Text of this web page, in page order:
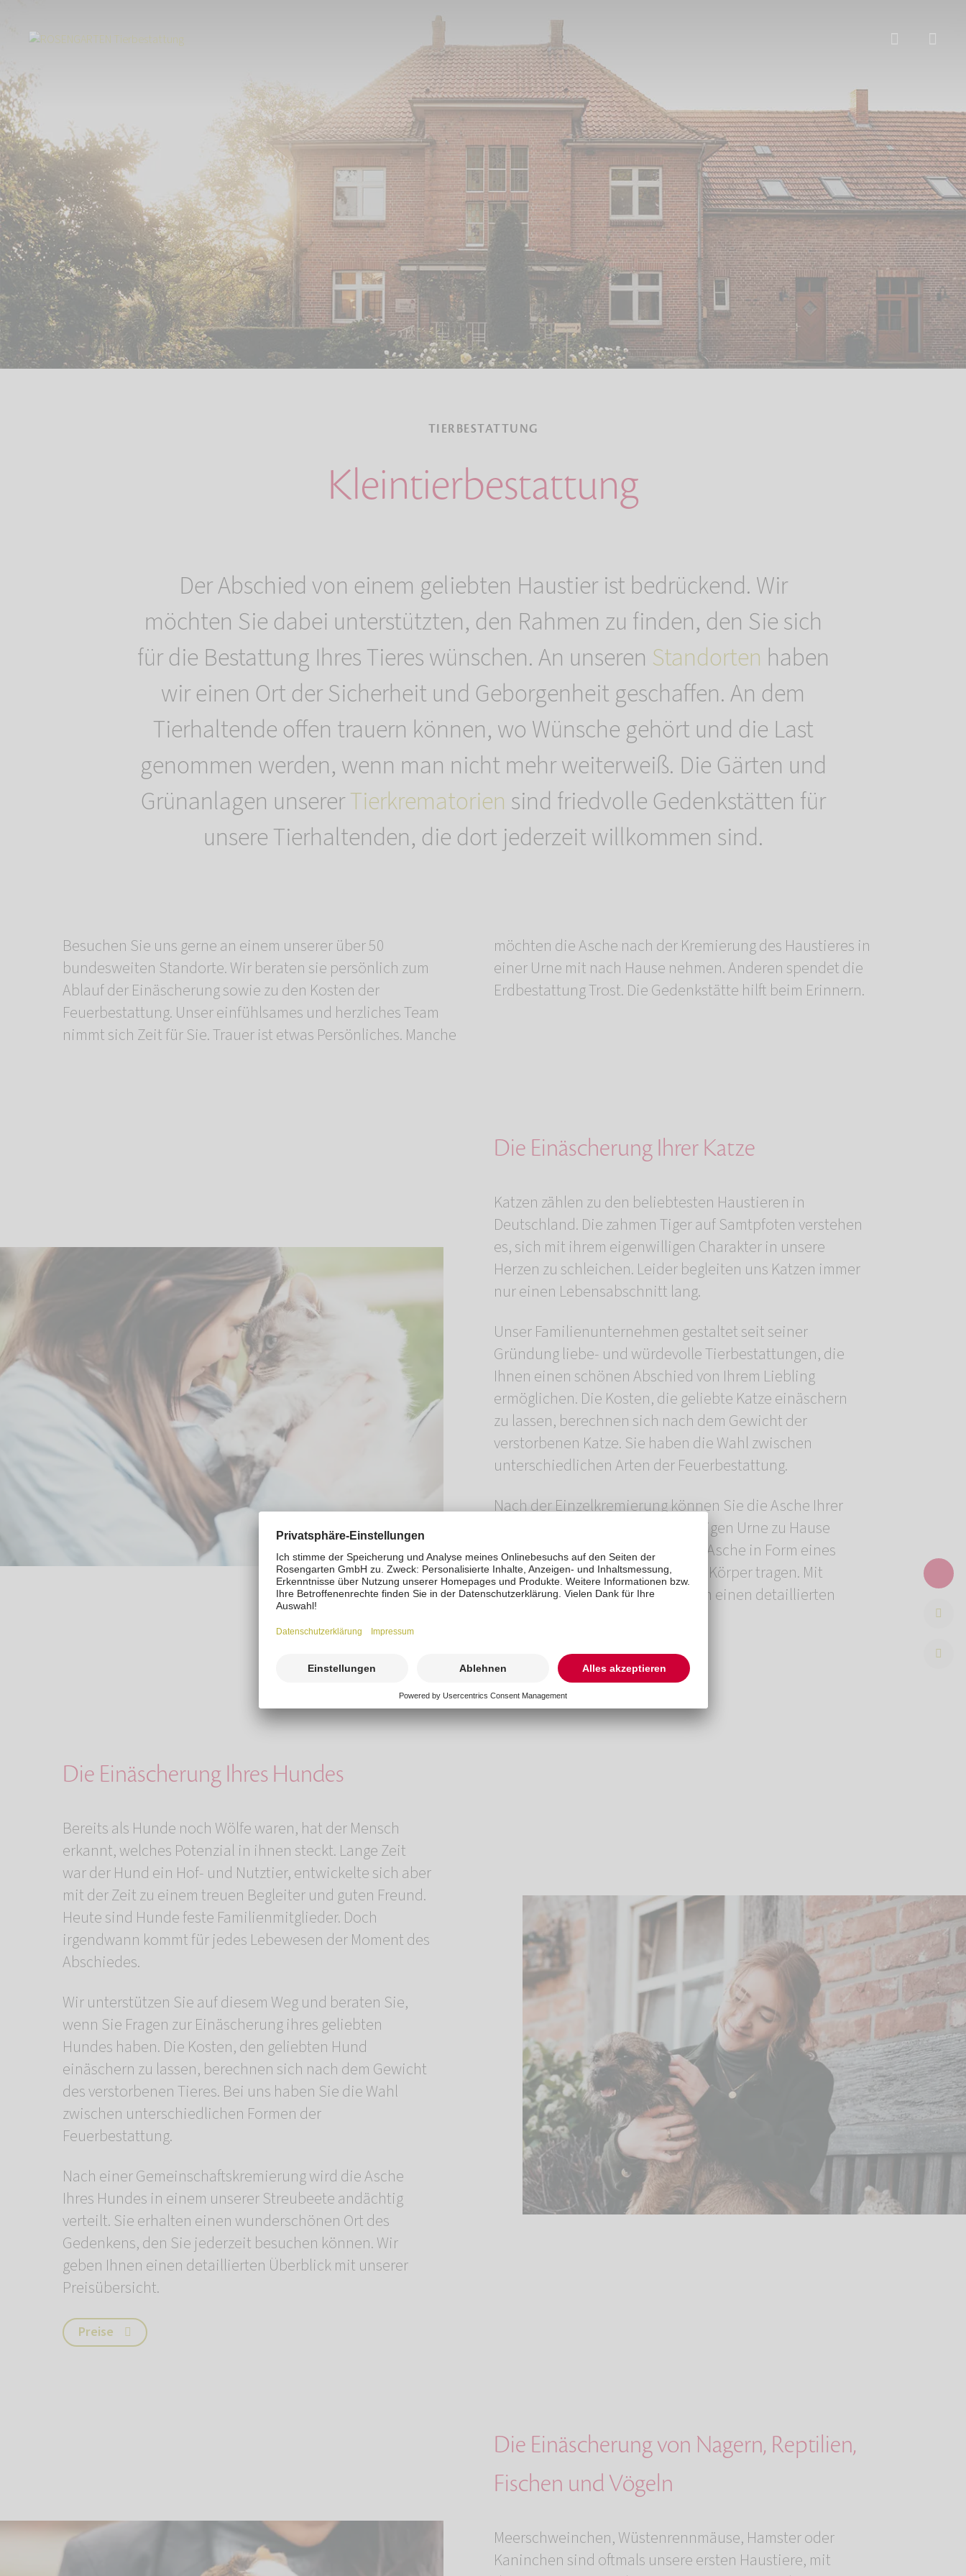
Start
TIERBESTATTUNG
Kleintierbestattung
Der Abschied von einem geliebten Haustier ist bedrückend. Wir
möchten Sie dabei unterstützten, den Rahmen zu finden, den Sie sich
für die Bestattung Ihres Tieres wünschen. An unseren Standorten haben
wir einen Ort der Sicherheit und Geborgenheit geschaffen. An dem
Tierhaltende offen trauern können, wo Wünsche gehört und die Last
genommen werden, wenn man nicht mehr weiterweiß. Die Gärten und
Grünanlagen unsererTierkrematorien sind friedvolle Gedenkstätten für
unsere Tierhaltenden, die dort jederzeit willkommen sind.
Besuchen Sie uns gerne an einem unserer über 50
bundesweiten Standorte. Wir beraten sie persönlich zum
Ablauf der Einäscherung sowie zu den Kosten der
Feuerbestattung. Unser einfühlsames und herzliches Team
nimmt sich Zeit für Sie. Trauer ist etwas Persönliches. Manche
möchten die Asche nach der Kremierung des Haustieres in
einer Urne mit nach Hause nehmen. Anderen spendet die
Erdbestattung Trost. Die Gedenkstätte hilft beim Erinnern.
Die Einäscherung Ihrer Katze
Katzen zählen zu den beliebtesten Haustieren in
Deutschland. Die zahmen Tiger auf Samtpfoten verstehen
es, sich mit ihrem eigenwilligen Charakter in unsere
Herzen zu schleichen. Leider begleiten uns Katzen immer
nur einen Lebensabschnitt lang.
Unser Familienunternehmen gestaltet seit seiner
Gründung liebe- und würdevolle Tierbestattungen, die
Ihnen einen schönen Abschied von Ihrem Liebling
ermöglichen. Die Kosten, die geliebte Katze einäschern
zu lassen, berechnen sich nach dem Gewicht der
verstorbenen Katze. Sie haben die Wahl zwischen
unterschiedlichen Arten der Feuerbestattung.
Nach der Einzelkremierung können Sie die Asche Ihrer
geliebten Katze in einer einzigartigen Urne zu Hause
aufbewahren oder einen Teil der Asche in Form eines
individuellen Schmuckstücks am Körper tragen. Mit
unserer Preisliste geben wir Ihnen einen detaillierten
Die Einäscherung Ihres Hundes
Bereits als Hunde noch Wölfe waren, hat der Mensch
erkannt, welches Potenzial in ihnen steckt. Lange Zeit
war der Hund ein Hof- und Nutztier, entwickelte sich aber
mit der Zeit zu einem treuen Begleiter und guten Freund.
Heute sind Hunde feste Familienmitglieder. Doch
irgendwann kommt für jedes Lebewesen der Moment des
Abschiedes.
Wir unterstützen Sie auf diesem Weg und beraten Sie,
wenn Sie Fragen zur Einäscherung ihres geliebten
Hundes haben. Die Kosten, den geliebten Hund
einäschern zu lassen, berechnen sich nach dem Gewicht
des verstorbenen Tieres. Bei uns haben Sie die Wahl
zwischen unterschiedlichen Formen der
Feuerbestattung.
Nach einer Gemeinschaftskremierung wird die Asche
Ihres Hundes in einem unserer Streubeete andächtig
verteilt. Sie erhalten einen wunderschönen Ort des
Gedenkens, den Sie jederzeit besuchen können. Wir
geben Ihnen einen detaillierten Überblick mit unserer
Preisübersicht.
Preise
Die Einäscherung von Nagern, Reptilien,
Fischen und Vögeln
Meerschweinchen, Wüstenrennmäuse, Hamster oder
Kaninchen sind oftmals unsere ersten Haustiere, mit